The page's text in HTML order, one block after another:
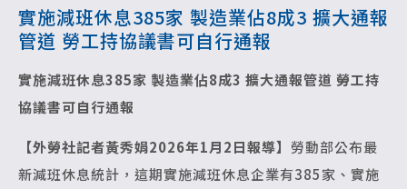
實施減班休息385家 製造業佔8成3 擴大通報
管道 勞工持協議書可自行通報
實施減班休息385家 製造業佔8成3 擴大通報管道 勞工持
協議書可自行通報
【外勞社記者黃秀娟2026年1月2日報導】 勞動部公布最
新減班休息統計，這期實施減班休息企業有385家、實施